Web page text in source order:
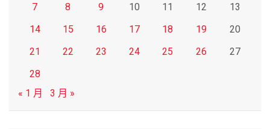
7
8 9 10 11 12
13
14
15 16 17 18 19
20
21
22 23 24 25 26
27
28
« 1 月
3 月 »